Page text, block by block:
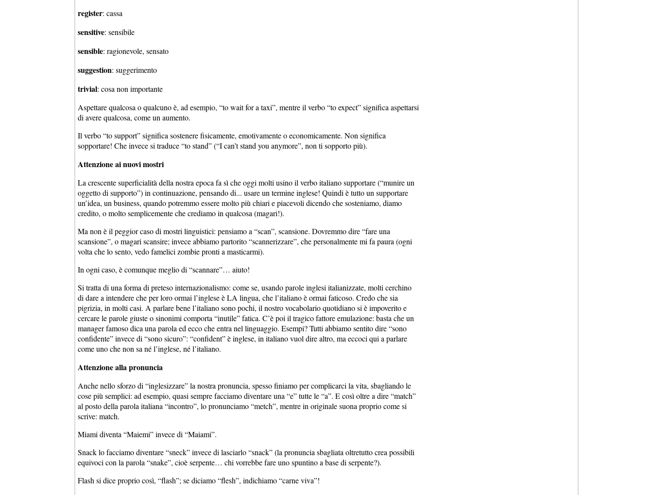
register: cassa
sensitive: sensibile
sensible: ragionevole, sensato
suggestion: suggerimento
trivial: cosa non importante
Aspettare qualcosa o qualcuno è, ad esempio, “to wait for a taxi”, mentre il verbo “to expect” significa aspettarsi
di avere qualcosa, come un aumento.
Il verbo “to support” significa sostenere fisicamente, emotivamente o economicamente. Non significa
sopportare! Che invece si traduce “to stand” (“I can’t stand you anymore”, non ti sopporto più).
Attenzione ai nuovi mostri
La crescente superficialità della nostra epoca fa sì che oggi molti usino il verbo italiano supportare (“munire un
oggetto di supporto”) in continuazione, pensando di... usare un termine inglese! Quindi è tutto un supportare
un’idea, un business, quando potremmo essere molto più chiari e piacevoli dicendo che sosteniamo, diamo
credito, o molto semplicemente che crediamo in qualcosa (magari!).
Ma non è il peggior caso di mostri linguistici: pensiamo a “scan”, scansione. Dovremmo dire “fare una
scansione”, o magari scansire; invece abbiamo partorito “scannerizzare”, che personalmente mi fa paura (ogni
volta che lo sento, vedo famelici zombie pronti a masticarmi).
In ogni caso, è comunque meglio di “scannare”… aiuto!
Si tratta di una forma di preteso internazionalismo: come se, usando parole inglesi italianizzate, molti cerchino
di dare a intendere che per loro ormai l’inglese è LA lingua, che l’italiano è ormai faticoso. Credo che sia
pigrizia, in molti casi. A parlare bene l’italiano sono pochi, il nostro vocabolario quotidiano si è impoverito e
cercare le parole giuste o sinonimi comporta “inutile” fatica. C’è poi il tragico fattore emulazione: basta che un
manager famoso dica una parola ed ecco che entra nel linguaggio. Esempi? Tutti abbiamo sentito dire “sono
confidente” invece di “sono sicuro”: “confident” è inglese, in italiano vuol dire altro, ma eccoci qui a parlare
come uno che non sa né l’inglese, né l’italiano.
Attenzione alla pronuncia
Anche nello sforzo di “inglesizzare” la nostra pronuncia, spesso finiamo per complicarci la vita, sbagliando le
cose più semplici: ad esempio, quasi sempre facciamo diventare una “e” tutte le “a”. E così oltre a dire “match”
al posto della parola italiana “incontro”, lo pronunciamo “metch”, mentre in originale suona proprio come si
scrive: match.
Miami diventa “Maiemi” invece di “Maiami”.
Snack lo facciamo diventare “sneck” invece di lasciarlo “snack” (la pronuncia sbagliata oltretutto crea possibili
equivoci con la parola “snake”, cioè serpente… chi vorrebbe fare uno spuntino a base di serpente?).
Flash si dice proprio così, “flash”; se diciamo “flesh”, indichiamo “carne viva”!